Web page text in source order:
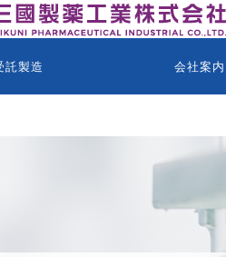
託製造 会社案内